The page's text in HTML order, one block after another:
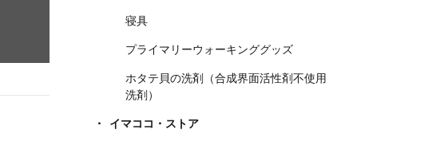
寝具
プライマリーウォーキンググッズ
ホタテ貝の洗剤（合成界面活性剤不使用
洗剤）
イマココ・ストア